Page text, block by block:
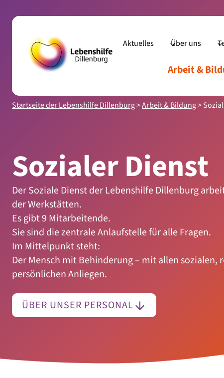
Inhalt
Start
Aktuelles Über uns
Arbeit &
Startseite der Lebenshilfe Dillenburg>Arbeit & Bildung>
Sozialer Dienst
Der Soziale Dienst der Lebenshilfe Dillenburg
der Werkstätten.
Es gibt 9 Mitarbeitende.
Sie sind die zentrale Anlaufstelle für alle Fragen.
Im Mittelpunkt steht:
Der Mensch mit Behinderung – mit allen sozialen,
persönlichen Anliegen.
ÜBER UNSER PERSONAL